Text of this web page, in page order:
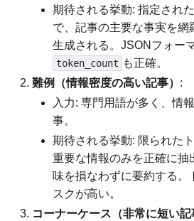
期待される挙動: 指定され
で、記事の主要な事実を網
生成される。JSONフォー
token_count も正確。
難例（情報密度の高い記事） :
入力: 専門用語が多く、情
事。
期待される挙動: 限られた
重要な情報のみを正確に抽
味を損なわずに要約する。
スクが高い。
コーナーケース（非常に短い記